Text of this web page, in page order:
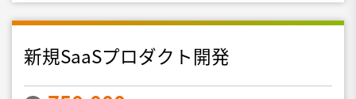
新規SaaSプロダクト開発